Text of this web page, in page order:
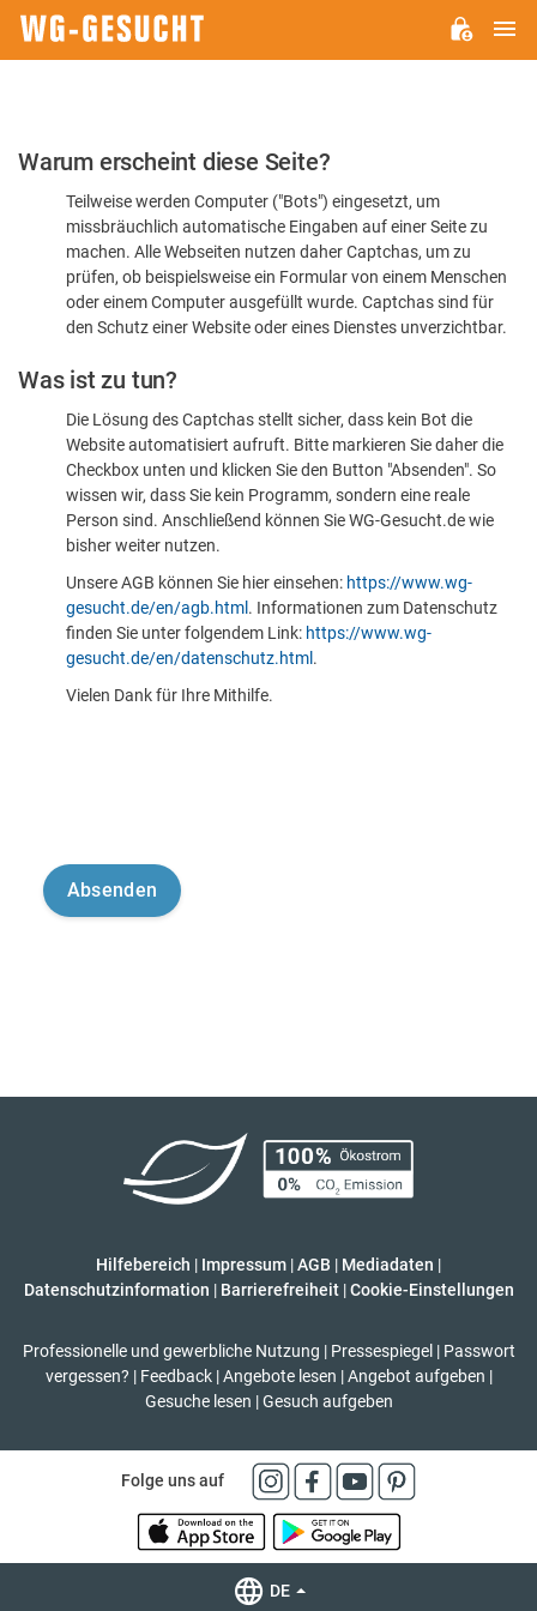
Bitte
dass
sind
Warum erscheint diese Seite?
Teilweise werden Computer ("Bots") eingesetzt, um
missbräuchlich automatische Eingaben auf einer Seite zu
machen. Alle Webseiten nutzen daher Captchas, um zu
prüfen, ob beispielsweise ein Formular von einem Menschen
oder einem Computer ausgefüllt wurde. Captchas sind für
den Schutz einer Website oder eines Dienstes unverzichtbar.
Was ist zu tun?
Die Lösung des Captchas stellt sicher, dass kein Bot die
Website automatisiert aufruft. Bitte markieren Sie daher die
Checkbox unten und klicken Sie den Button "Absenden". So
wissen wir, dass Sie kein Programm, sondern eine reale
Person sind. Anschließend können Sie WG-Gesucht.de wie
bisher weiter nutzen.
Unsere AGB können Sie hier einsehen: https://www.wg-
gesucht.de/en/agb.html . Informationen zum Datenschutz
finden Sie unter folgendem Link: https://www.wg-
gesucht.de/en/datenschutz.html .
Vielen Dank für Ihre Mithilfe.
Hilfebereich | Impressum |AGB | Mediadaten |
Datenschutzinformation | Barrierefreiheit | Cookie-Einstellungen
Professionelle und gewerbliche Nutzung | Pressespiegel | Passwort
vergessen? | Feedback | Angebote lesen | Angebot aufgeben |
Gesuche lesen | Gesuch aufgeben
Folge uns auf
DE